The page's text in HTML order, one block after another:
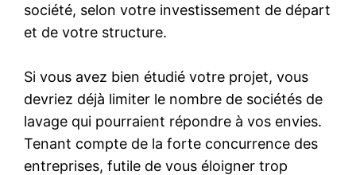
société, selon votre investissement de départ
et de votre structure.
Si vous avez bien étudié votre projet, vous
devriez déjà limiter le nombre de sociétés de
lavage qui pourraient répondre à vos envies.
Tenant compte de la forte concurrence des
entreprises, futile de vous éloigner trop